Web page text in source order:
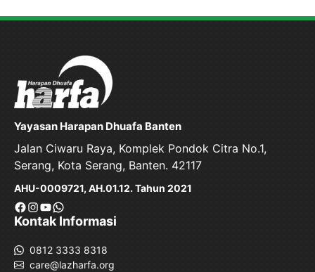
Yayasan Harapan Dhuafa Banten
Jalan Ciwaru Raya, Komplek Pondok Citra No.1,
Serang, Kota Serang, Banten. 42117
AHU-0009721, AH.01.12. Tahun 2021
Facebook
Instagram
YouTube
WhatsApp
Kontak Informasi
0812 3333 8318
care@lazharfa.org